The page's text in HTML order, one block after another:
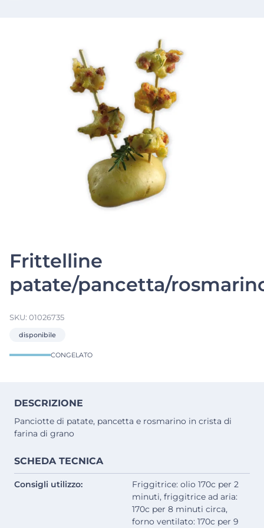
Frittelline
patate/pancetta/
SKU: 01026735
disponibile
CONGELATO
DESCRIZIONE
Panciotte di patate, pancetta e rosmarino in crista di
farina di grano
SCHEDA TECNICA
Consigli utilizzo:
Friggitrice: olio 170c per 2
minuti, friggitrice ad aria:
170c per 8 minuti circa,
forno ventilato: 170c per 9